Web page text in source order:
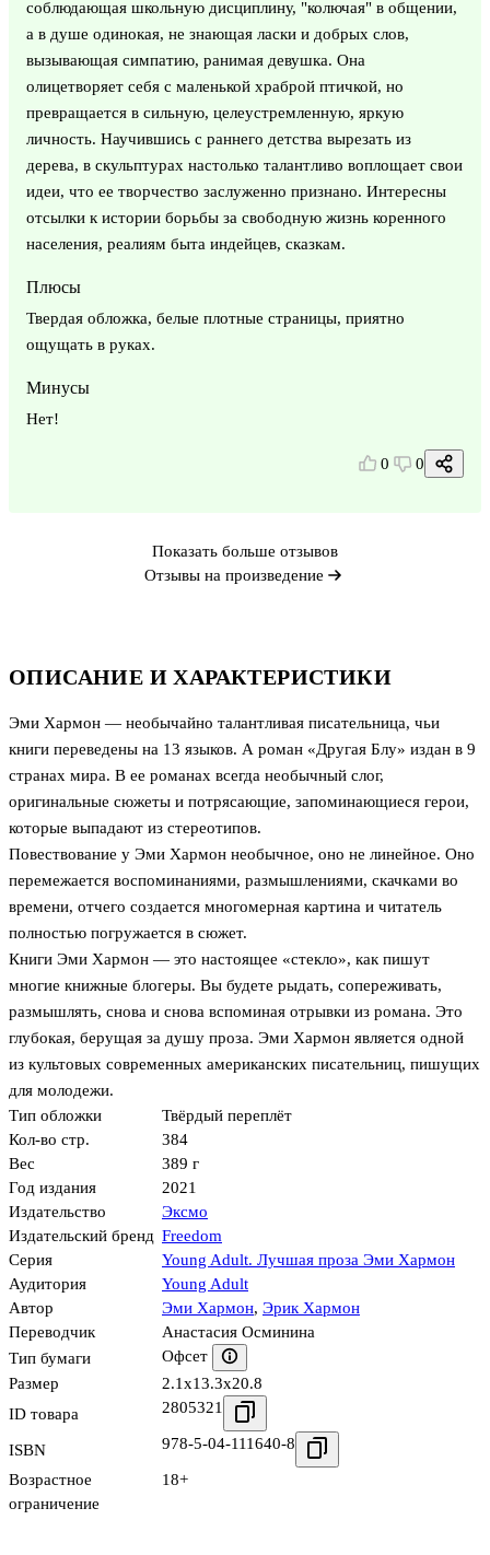
ОПИСАНИЕ И ХАРАКТЕРИСТИКИ
Эми Хармон — необычайно талантливая писательница, чьи
книги переведены на 13 языков. А роман «Другая Блу» издан в 9
странах мира. В ее романах всегда необычный слог,
оригинальные сюжеты и потрясающие, запоминающиеся герои,
которые выпадают из стереотипов.
Повествование у Эми Хармон необычное, оно не линейное. Оно
перемежается воспоминаниями, размышлениями, скачками во
времени, отчего создается многомерная картина и читатель
полностью погружается в сюжет.
Книги Эми Хармон — это настоящее «стекло», как пишут
многие книжные блогеры. Вы будете рыдать, сопереживать,
размышлять, снова и снова вспоминая отрывки из романа. Это
глубокая, берущая за душу проза. Эми Хармон является одной
из культовых современных американских писательниц, пишущих
для молодежи.
Тип обложки
Твёрдый переплёт
Кол-во стр.
384
Вес
389 г
Год издания
2021
Издательство
Эксмо
Издательский бренд Freedom
Серия
Young Adult. Лучшая проза Эми Хармон
Аудитория
Young Adult
Автор
Эми Хармон, Эрик Хармон
Переводчик
Анастасия Осминина
Тип бумаги
Офсет
Размер
2.1x13.3x20.8
ID товара
2805321
ISBN 978-5-04-111640-8
Возрастное
ограничение
18+
соблюдающая школьную дисциплину, "колючая" в общении,
а в душе одинокая, не знающая ласки и добрых слов,
вызывающая симпатию, ранимая девушка. Она
олицетворяет себя с маленькой храброй птичкой, но
превращается в сильную, целеустремленную, яркую
личность. Научившись с раннего детства вырезать из
дерева, в скульптурах настолько талантливо воплощает свои
идеи, что ее творчество заслуженно признано. Интересны
отсылки к истории борьбы за свободную жизнь коренного
населения, реалиям быта индейцев, сказкам.
Плюсы
Твердая обложка, белые плотные страницы, приятно
ощущать в руках.
Минусы
Нет!
0 0
Показать больше отзывов
Отзывы на произведение